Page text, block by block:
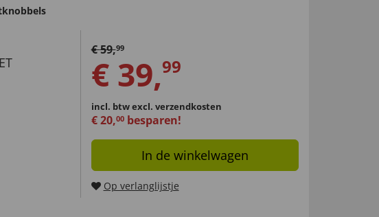
€59,99
€ 39,99
incl. btwexcl. verzendkosten
€20,00besparen!
In de winkelwagen
Op verlanglijstje